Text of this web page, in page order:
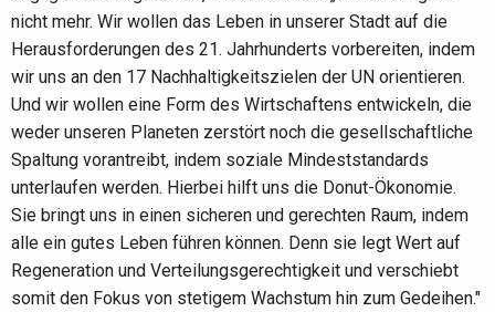
nicht mehr. Wir wollen das Leben in unserer Stadt auf die
Herausforderungen des 21. Jahrhunderts vorbereiten, indem
wir uns an den 17 Nachhaltigkeitszielen der UN orientieren.
Und wir wollen eine Form des Wirtschaftens entwickeln, die
weder unseren Planeten zerstört noch die gesellschaftliche
Spaltung vorantreibt, indem soziale Mindeststandards
unterlaufen werden. Hierbei hilft uns die Donut-Ökonomie.
Sie bringt uns in einen sicheren und gerechten Raum, indem
alle ein gutes Leben führen können. Denn sie legt Wert auf
Regeneration und Verteilungsgerechtigkeit und verschiebt
somit den Fokus von stetigem Wachstum hin zum Gedeihen."